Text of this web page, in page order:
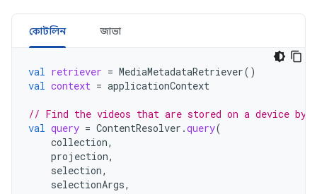
কোটলিন জাভা
val retriever = MediaMetadataRetriever()
val context = applicationContext
// Find the videos that are stored on a device by
val query = ContentResolver .query(
collection,
projection,
selection,
selectionArgs,